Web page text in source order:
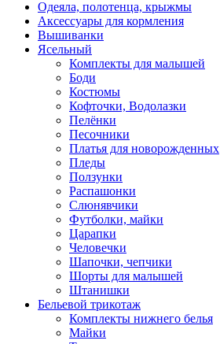
Одеяла, полотенца, крыжмы
Аксессуары для кормления
Вышиванки
Ясельный
Комплекты для малышей
Боди
Костюмы
Кофточки, Водолазки
Пелёнки
Песочники
Платья для новорожденных
Пледы
Ползунки
Распашонки
Слюнявчики
Футболки, майки
Царапки
Человечки
Шапочки, чепчики
Шорты для малышей
Штанишки
Бельевой трикотаж
Комплекты нижнего белья
Майки